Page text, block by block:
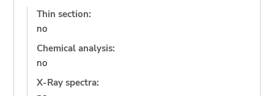
Thin section:
no
Chemical analysis:
no
X-Ray spectra: